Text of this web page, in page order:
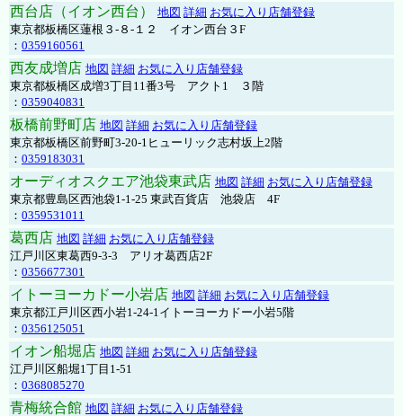
西台店（イオン西台） 地図 詳細 お気に入り店舗登録
東京都板橋区蓮根３-８-１２ イオン西台３F
： 0359160561
西友成増店 地図 詳細 お気に入り店舗登録
東京都板橋区成増3丁目11番3号 アクト1 ３階
： 0359040831
板橋前野町店 地図 詳細 お気に入り店舗登録
東京都板橋区前野町3-20-1ヒューリック志村坂上2階
： 0359183031
オーディオスクエア池袋東武店 地図 詳細 お気に入り店舗登録
東京都豊島区西池袋1-1-25 東武百貨店 池袋店 4F
： 0359531011
葛西店 地図 詳細 お気に入り店舗登録
江戸川区東葛西9-3-3 アリオ葛西店2F
： 0356677301
イトーヨーカドー小岩店 地図 詳細 お気に入り店舗登録
東京都江戸川区西小岩1-24-1イトーヨーカドー小岩5階
： 0356125051
イオン船堀店 地図 詳細 お気に入り店舗登録
江戸川区船堀1丁目1-51
： 0368085270
青梅統合館 地図 詳細 お気に入り店舗登録